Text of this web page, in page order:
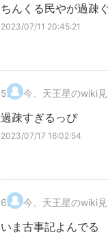
ちんくる民やが過疎
2023/07/11 20:45:21
5. 今、天王星のwiki
過疎すぎるっぴ
2023/07/17 16:02:54
6. 今、天王星のwiki
いま古事記よんでる